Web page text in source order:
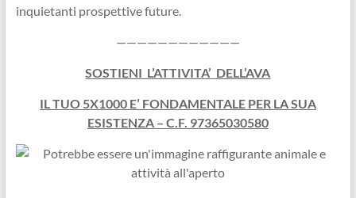
inquietanti prospettive future.
————————————
SOSTIENI L’ATTIVITA’ DELL’AVA
IL TUO 5X1000 E’ FONDAMENTALE PER LA SUA
ESISTENZA – C.F. 97365030580